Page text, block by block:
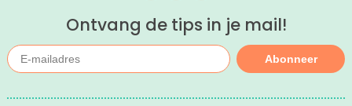
Ontvang de tips in je mail!
Abonneer